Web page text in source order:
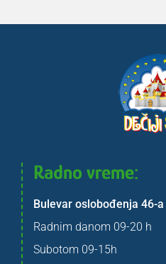
Radno vreme:
Bulevar oslobođenja 46-a
Radnim danom 09-20 h
Subotom 09-15h